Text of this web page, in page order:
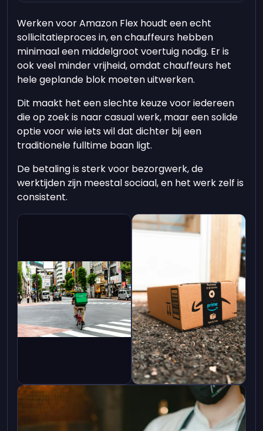
Werken voor Amazon Flex houdt een echt
sollicitatieproces in, en chauffeurs hebben
minimaal een middelgroot voertuig nodig. Er is
ook veel minder vrijheid, omdat chauffeurs het
hele geplande blok moeten uitwerken.
Dit maakt het een slechte keuze voor iedereen
die op zoek is naar casual werk, maar een solide
optie voor wie iets wil dat dichter bij een
traditionele fulltime baan ligt.
De betaling is sterk voor bezorgwerk, de
werktijden zijn meestal sociaal, en het werk zelf is
consistent.